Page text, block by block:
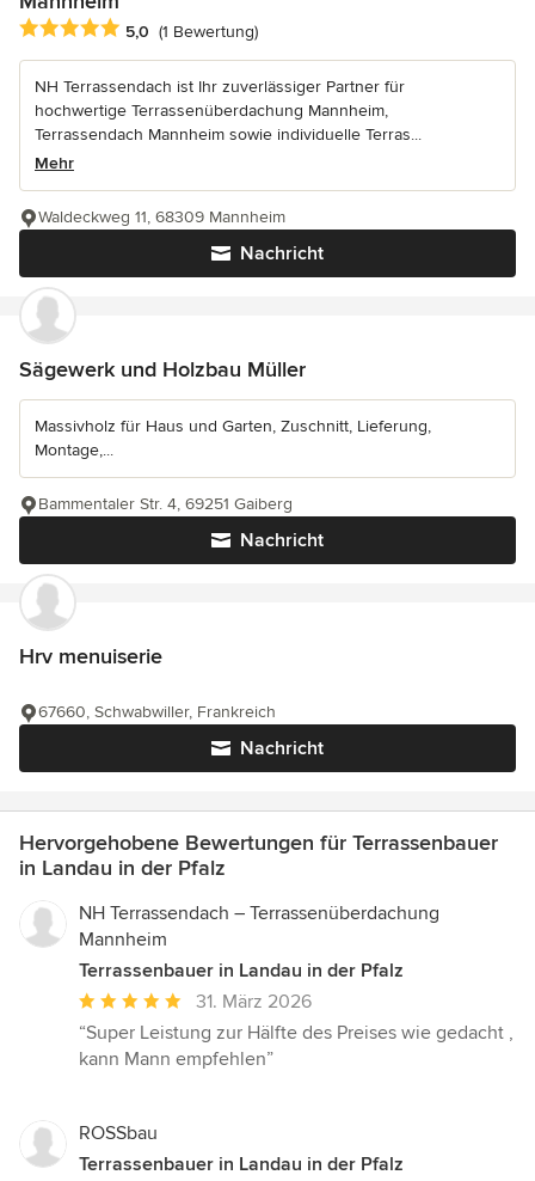
Durchschnittliche Bewertung: 5 von 5 Sternen
5,0 (1 Bewertung)
NH Terrassendach ist Ihr zuverlässiger Partner für
hochwertige Terrassenüberdachung Mannheim,
Terrassendach Mannheim sowie individuelle Terras...
Mehr
Nachricht
Waldeckweg 11, 68309 Mannheim
Sägewerk und Holzbau Müller
Massivholz für Haus und Garten, Zuschnitt, Lieferung,
Montage,...
Nachricht
Bammentaler Str. 4, 69251 Gaiberg
Hrv menuiserie
Nachricht
67660, Schwabwiller, Frankreich
Hervorgehobene Bewertungen für Terrassenbauer
in Landau in der Pfalz
NH Terrassendach – Terrassenüberdachung
Mannheim
Terrassenbauer in Landau in der Pfalz
Durchschnittliche
Bewertung:
5
Sternen
31. März 2026
“Super Leistung zur Hälfte des Preises wie gedacht ,
kann Mann empfehlen”
ROSSbau
Terrassenbauer in Landau in der Pfalz